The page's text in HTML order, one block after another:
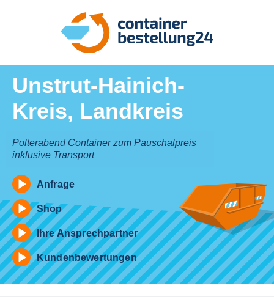
Unstrut-Hainich-
Kreis, Landkreis
Polterabend Container zum Pauschalpreis
inklusive Transport
Anfrage
Shop
Ihre Ansprechpartner
Kundenbewertungen